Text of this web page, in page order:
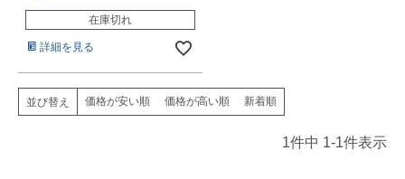
在庫切れ
詳細を見る
並び替え 価格が安い順 価格が高い順 新着順
1件中 1-1件表示